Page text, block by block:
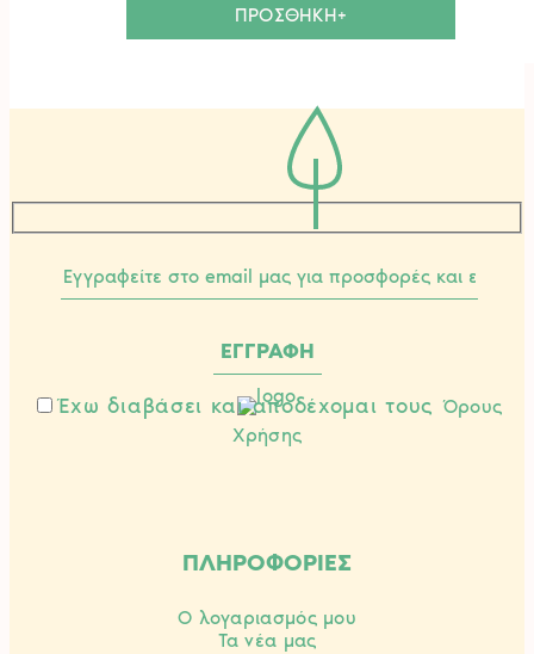
ΠΡΟΣΘΗΚΗ+
Έχω διαβάσει και αποδέχομαι τους Όρους
Χρήσης
ΠΛΗΡΟΦΟΡΙΕΣ
Ο λογαριασμός μου
Τα νέα μας